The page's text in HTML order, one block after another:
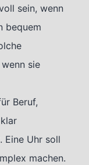
sein, wenn
bequem
sie
Beruf,
Eine Uhr soll
machen.